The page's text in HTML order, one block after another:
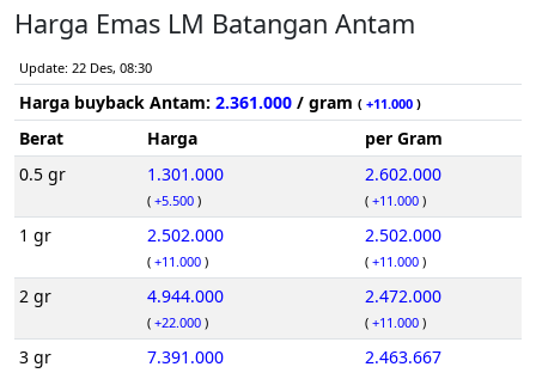
Harga Emas LM Batangan Antam
Update: 22 Des, 08:30
Harga buyback Antam: 2.361.000 / gram ( +11.000 )
Berat Harga
per Gram
0.5 gr
1.301.000
( +5.500 )
2.602.000
( +11.000 )
1 gr 2.502.000
( +11.000 )
2.502.000
( +11.000 )
2 gr 4.944.000
( +22.000 )
2.472.000
( +11.000 )
3 gr 7.391.000 2.463.667